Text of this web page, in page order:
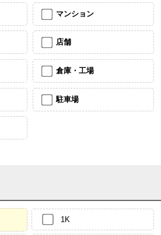
マンション
店舗
倉庫・工場
駐車場
1K